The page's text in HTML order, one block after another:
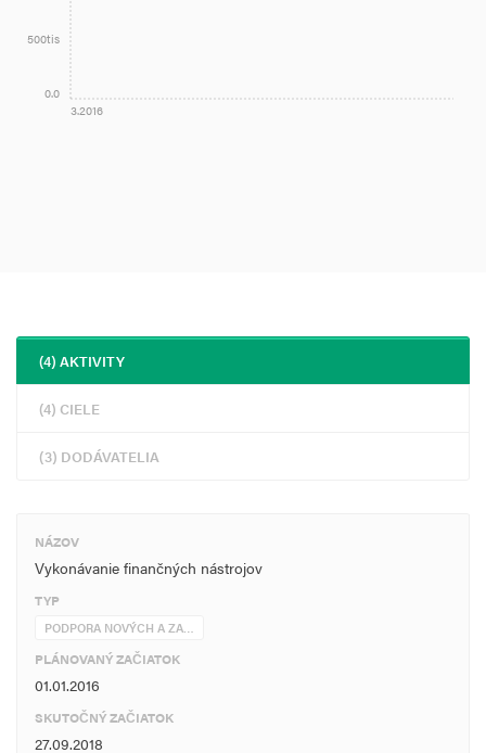
3.2016
0.0
500tis
(4) AKTIVITY
(4) CIELE
(3) DODÁVATELIA
NÁZOV
Vykonávanie finančných nástrojov
TYP
PODPORA NOVÝCH A ZA…
PLÁNOVANÝ ZAČIATOK
01.01.2016
SKUTOČNÝ ZAČIATOK
27.09.2018